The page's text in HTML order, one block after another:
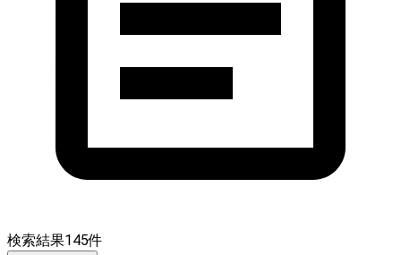
検索結果145件